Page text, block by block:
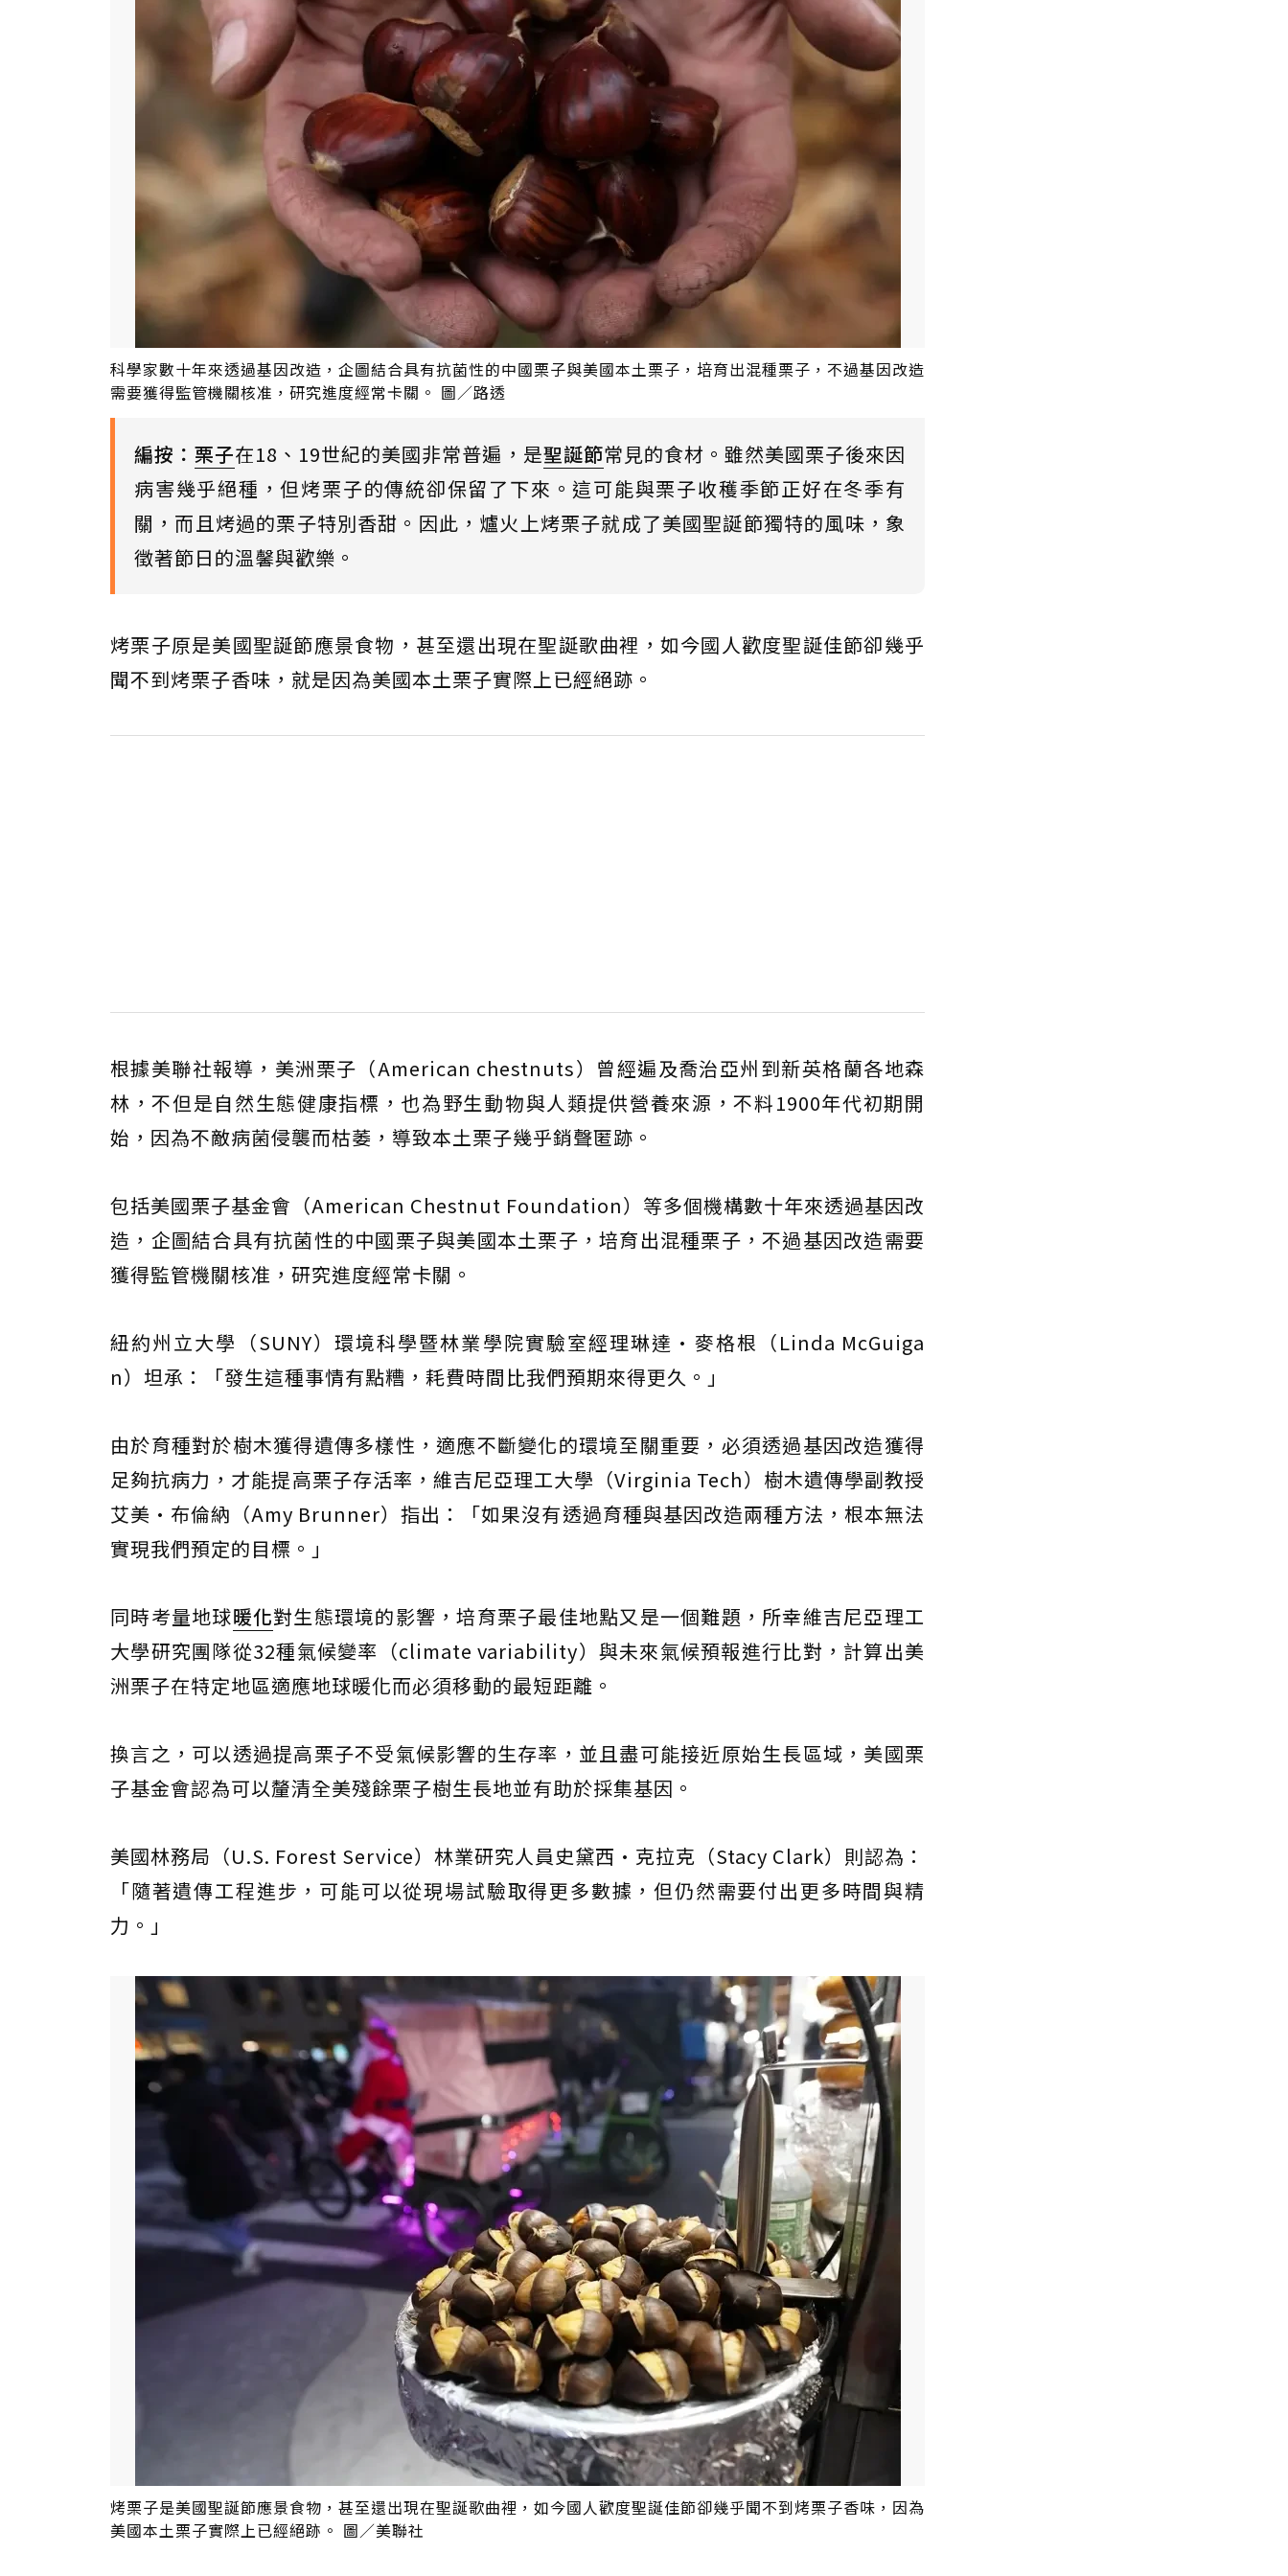
科學家數十年來透過基因改造，企圖結合具有抗菌性的中國栗子與美國本土栗子，培育出混種栗子，不過基因改造
需要獲得監管機關核准，研究進度經常卡關。 圖／路透
編按：栗子在18、19世紀的美國非常普遍，是聖誕節常見的食材。雖然美國栗子後來因
病害幾乎絕種，但烤栗子的傳統卻保留了下來。這可能與栗子收穫季節正好在冬季有
關，而且烤過的栗子特別香甜。因此，爐火上烤栗子就成了美國聖誕節獨特的風味，象
徵著節日的溫馨與歡樂。
烤栗子原是美國聖誕節應景食物，甚至還出現在聖誕歌曲裡，如今國人歡度聖誕佳節卻幾乎
聞不到烤栗子香味，就是因為美國本土栗子實際上已經絕跡。
根據美聯社報導，美洲栗子（American chestnuts）曾經遍及喬治亞州到新英格蘭各地森
林，不但是自然生態健康指標，也為野生動物與人類提供營養來源，不料1900年代初期開
始，因為不敵病菌侵襲而枯萎，導致本土栗子幾乎銷聲匿跡。
包括美國栗子基金會（American Chestnut Foundation）等多個機構數十年來透過基因改
造，企圖結合具有抗菌性的中國栗子與美國本土栗子，培育出混種栗子，不過基因改造需要
獲得監管機關核准，研究進度經常卡關。
紐約州立大學（SUNY）環境科學暨林業學院實驗室經理琳達·麥格根（Linda McGuiga
n）坦承：「發生這種事情有點糟，耗費時間比我們預期來得更久。」
由於育種對於樹木獲得遺傳多樣性，適應不斷變化的環境至關重要，必須透過基因改造獲得
足夠抗病力，才能提高栗子存活率，維吉尼亞理工大學（Virginia Tech）樹木遺傳學副教授
艾美·布倫納（Amy Brunner）指出：「如果沒有透過育種與基因改造兩種方法，根本無法
實現我們預定的目標。」
同時考量地球暖化對生態環境的影響，培育栗子最佳地點又是一個難題，所幸維吉尼亞理工
大學研究團隊從32種氣候變率（climate variability）與未來氣候預報進行比對，計算出美
洲栗子在特定地區適應地球暖化而必須移動的最短距離。
換言之，可以透過提高栗子不受氣候影響的生存率，並且盡可能接近原始生長區域，美國栗
子基金會認為可以釐清全美殘餘栗子樹生長地並有助於採集基因。
美國林務局（U.S. Forest Service）林業研究人員史黛西·克拉克（Stacy Clark）則認為：
「隨著遺傳工程進步，可能可以從現場試驗取得更多數據，但仍然需要付出更多時間與精
力。」
烤栗子是美國聖誕節應景食物，甚至還出現在聖誕歌曲裡，如今國人歡度聖誕佳節卻幾乎聞不到烤栗子香味，因為
美國本土栗子實際上已經絕跡。 圖／美聯社